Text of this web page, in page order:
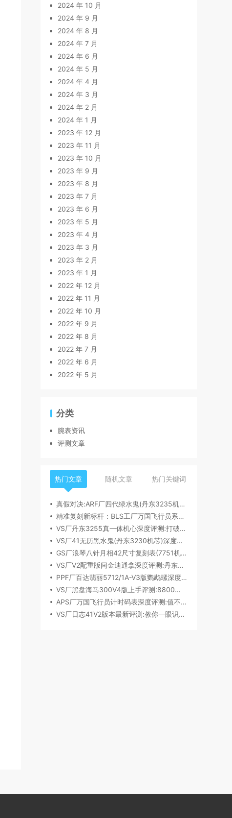
2024 年 10 月
2024 年 9 月
2024 年 8 月
2024 年 7 月
2024 年 6 月
2024 年 5 月
2024 年 4 月
2024 年 3 月
2024 年 2 月
2024 年 1 月
2023 年 12 月
2023 年 11 月
2023 年 10 月
2023 年 9 月
2023 年 8 月
2023 年 7 月
2023 年 6 月
2023 年 5 月
2023 年 4 月
2023 年 3 月
2023 年 2 月
2023 年 1 月
2022 年 12 月
2022 年 11 月
2022 年 10 月
2022 年 9 月
2022 年 8 月
2022 年 7 月
2022 年 6 月
2022 年 5 月
分类
腕表资讯
评测文章
热门文章 随机文章 热门关键词
真假对决:ARF厂四代绿水鬼(丹东3235机芯)深度评测
精准复刻新标杆：BLS工厂万国飞行员系列41mm新品首发解析
VS厂丹东3255真一体机心深度评测:打破市场乱象,重塑复刻机芯新标杆​
VS厂41无历黑水鬼(丹东3230机芯)深度评测:性能与破绽全解析
GS厂浪琴八针月相42尺寸复刻表(7751机芯)细节全析
VS厂V2配重版间金迪通拿深度评测:丹东4131机芯加持下的165克精密之作​
PPF厂百达翡丽5712/1A-V3版鹦鹉螺深度评测:细节升级直击正品
VS厂黑盘海马300V4版上手评测:8800一体机芯加持,复刻天花板实至名归?
APS厂万国飞行员计时码表深度评测:值不值得入手？
VS厂日志41V2版本最新评测:教你一眼识破假VS